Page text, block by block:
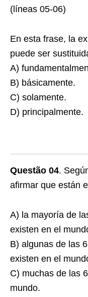
(líneas 05-06)
En esta frase, la
puede ser
A)
B) básicamente.
C) solamente.
D) principalmente.
Questão 04.
afirmar que están
A) la mayoría de
existen en el
B) algunas de las
existen en el
C) muchas de las
mundo.